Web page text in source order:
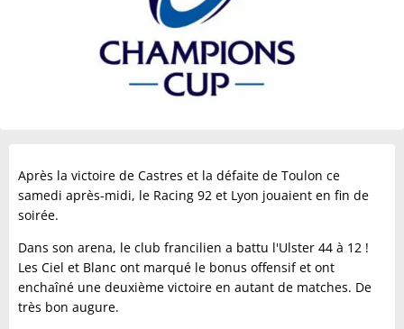
Après la victoire de Castres et la défaite de Toulon ce
samedi après-midi, le Racing 92 et Lyon jouaient en fin de
soirée.
Dans son arena, le club francilien a battu l'Ulster 44 à 12 !
Les Ciel et Blanc ont marqué le bonus offensif et ont
enchaîné une deuxième victoire en autant de matches. De
très bon augure.